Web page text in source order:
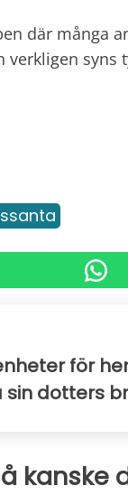
där många
syns
för
sin dotters
kanske